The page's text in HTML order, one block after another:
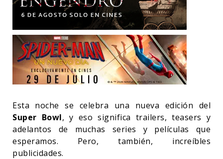
Esta noche se celebra una nueva edición del
Super Bowl, y eso significa trailers, teasers y
adelantos de muchas series y películas que
esperamos. Pero, también, increíbles
publicidades.